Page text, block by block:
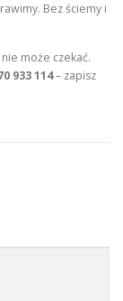
Bez ściemy i
może czekać.
933 114– zapisz